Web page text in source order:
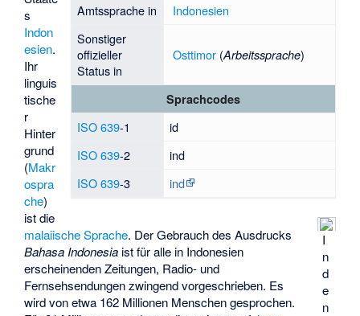
Amtssprache in
Indonesien
Sonstiger
offizieller
Status in
Osttimor(Arbeitssprache)
Sprachcodes
ISO 639-1
id
ISO 639-2
ind
ISO 639-3 ind
I
n
d
e
n
s
Indon
esien.
Ihr
linguis
tische
r
Hinter
grund
(Makr
ospra
che)
ist die
malaiische Sprache. Der Gebrauch des Ausdrucks
Bahasa Indonesia ist für alle in Indonesien
erscheinenden Zeitungen, Radio- und
Fernsehsendungen zwingend vorgeschrieben. Es
wird von etwa 162 Millionen Menschen gesprochen.